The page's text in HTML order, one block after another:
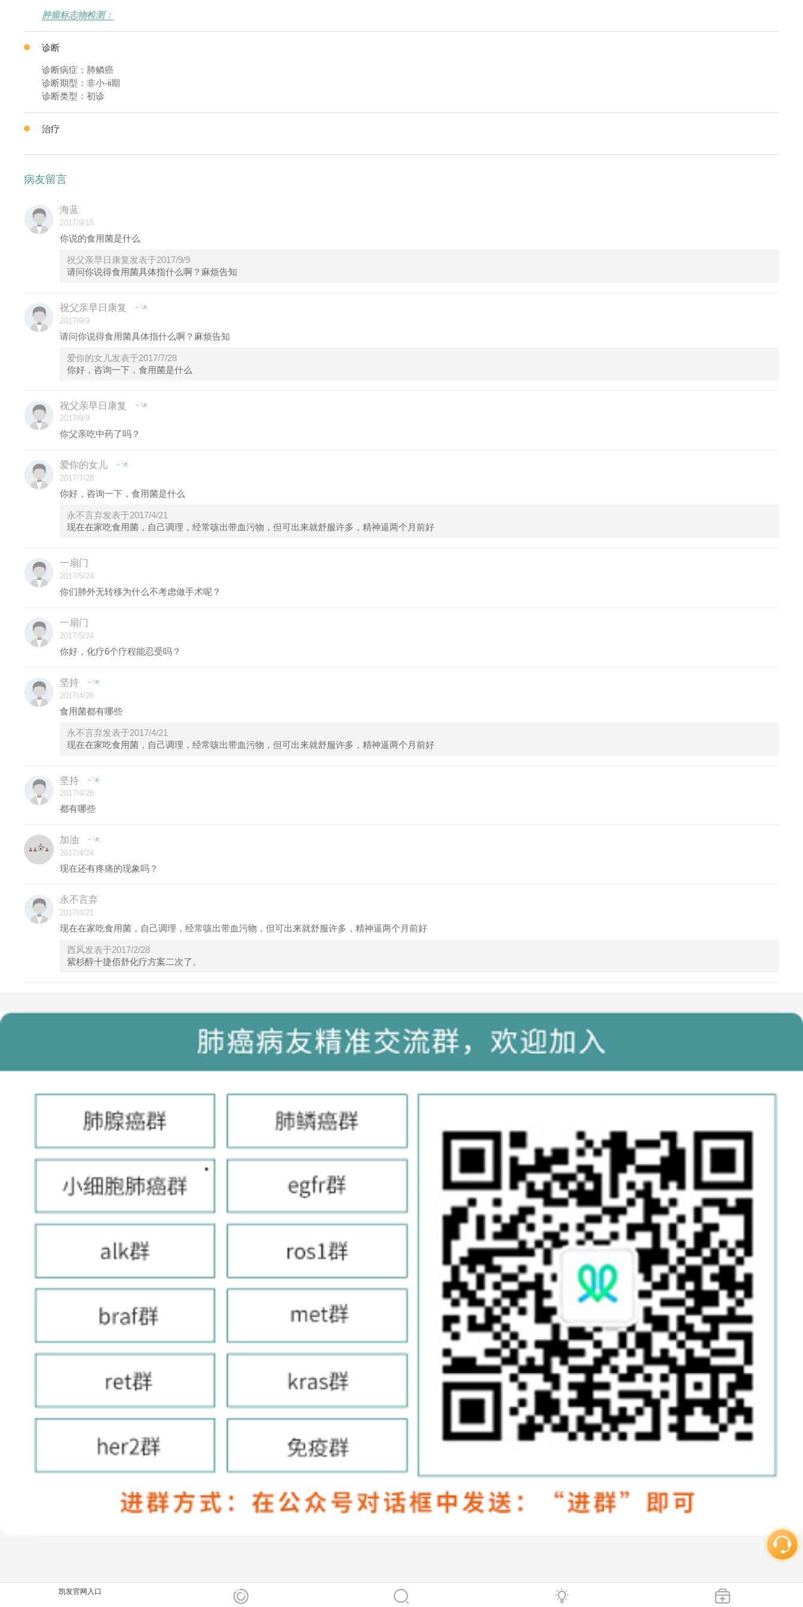
肿瘤标志物检测：
诊断
诊断病症：肺鳞癌
诊断期型：非小-ii期
诊断类型：初诊
治疗
病友留言
海蓝
2017/9/15
你说的食用菌是什么
祝父亲早日康复发表于2017/9/9
请问你说得食用菌具体指什么啊？麻烦告知
祝父亲早日康复
2017/9/9
请问你说得食用菌具体指什么啊？麻烦告知
爱你的女儿发表于2017/7/28
你好，咨询一下，食用菌是什么
祝父亲早日康复
2017/9/9
你父亲吃中药了吗？
爱你的女儿
2017/7/28
你好，咨询一下，食用菌是什么
永不言弃发表于2017/4/21
现在在家吃食用菌，自己调理，经常咳出带血污物，但可出来就舒服许多，精神逼两个月前好
一扇门
2017/5/24
你们肺外无转移为什么不考虑做手术呢？
一扇门
2017/5/24
你好，化疗6个疗程能忍受吗？
坚持
2017/4/26
食用菌都有哪些
永不言弃发表于2017/4/21
现在在家吃食用菌，自己调理，经常咳出带血污物，但可出来就舒服许多，精神逼两个月前好
坚持
2017/4/26
都有哪些
加油
2017/4/24
现在还有疼痛的现象吗？
永不言弃
2017/4/21
现在在家吃食用菌，自己调理，经常咳出带血污物，但可出来就舒服许多，精神逼两个月前好
西风发表于2017/2/28
紫杉醇十捷佰舒化疗方案二次了。
凯发官网入口